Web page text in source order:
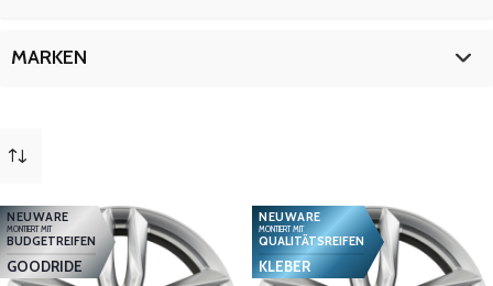
5er-Touring (VII)
18
MARKEN
NEUWARE
MONTIERT MIT
BUDGETREIFEN
GOODRIDE
NEUWARE
MONTIERT MIT
QUALITÄTSREIFEN
KLEBER